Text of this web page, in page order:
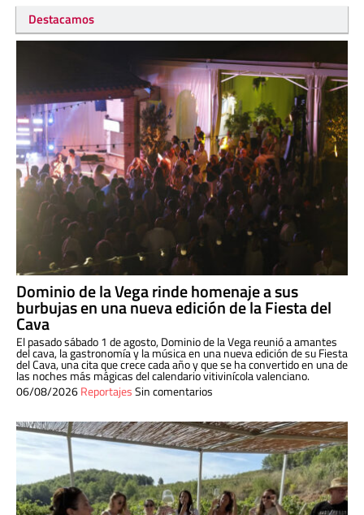
Destacamos
Dominio de la Vega rinde homenaje a sus
burbujas en una nueva edición de la Fiesta del
Cava
El pasado sábado 1 de agosto, Dominio de la Vega reunió a amantes
del cava, la gastronomía y la música en una nueva edición de su Fiesta
del Cava, una cita que crece cada año y que se ha convertido en una de
las noches más mágicas del calendario vitivinícola valenciano.
06/08/2026ReportajesSin comentarios